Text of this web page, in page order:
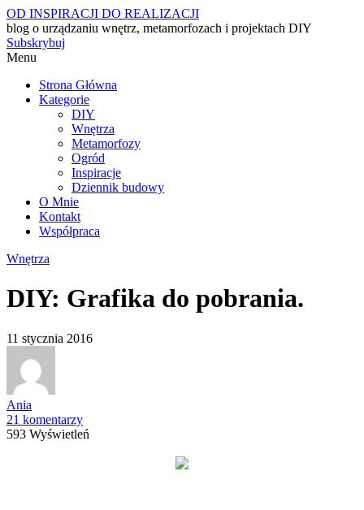
OD INSPIRACJI DO REALIZACJI
blog o urządzaniu wnętrz, metamorfozach i projektach DIY
Subskrybuj
Menu
Strona Główna
Kategorie
DIY
Wnętrza
Metamorfozy
Ogród
Inspiracje
Dziennik budowy
O Mnie
Kontakt
Współpraca
Wnętrza
DIY: Grafika do pobrania.
11 stycznia 2016
Ania
21 komentarzy
593 Wyświetleń